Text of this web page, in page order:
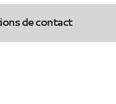
de contact